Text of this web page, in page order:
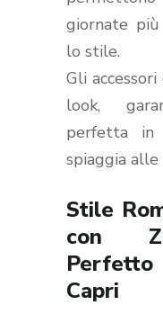
giornate più
lo stile.
Gli
look,
perfetta in
spiaggia
Stile
con
Capri